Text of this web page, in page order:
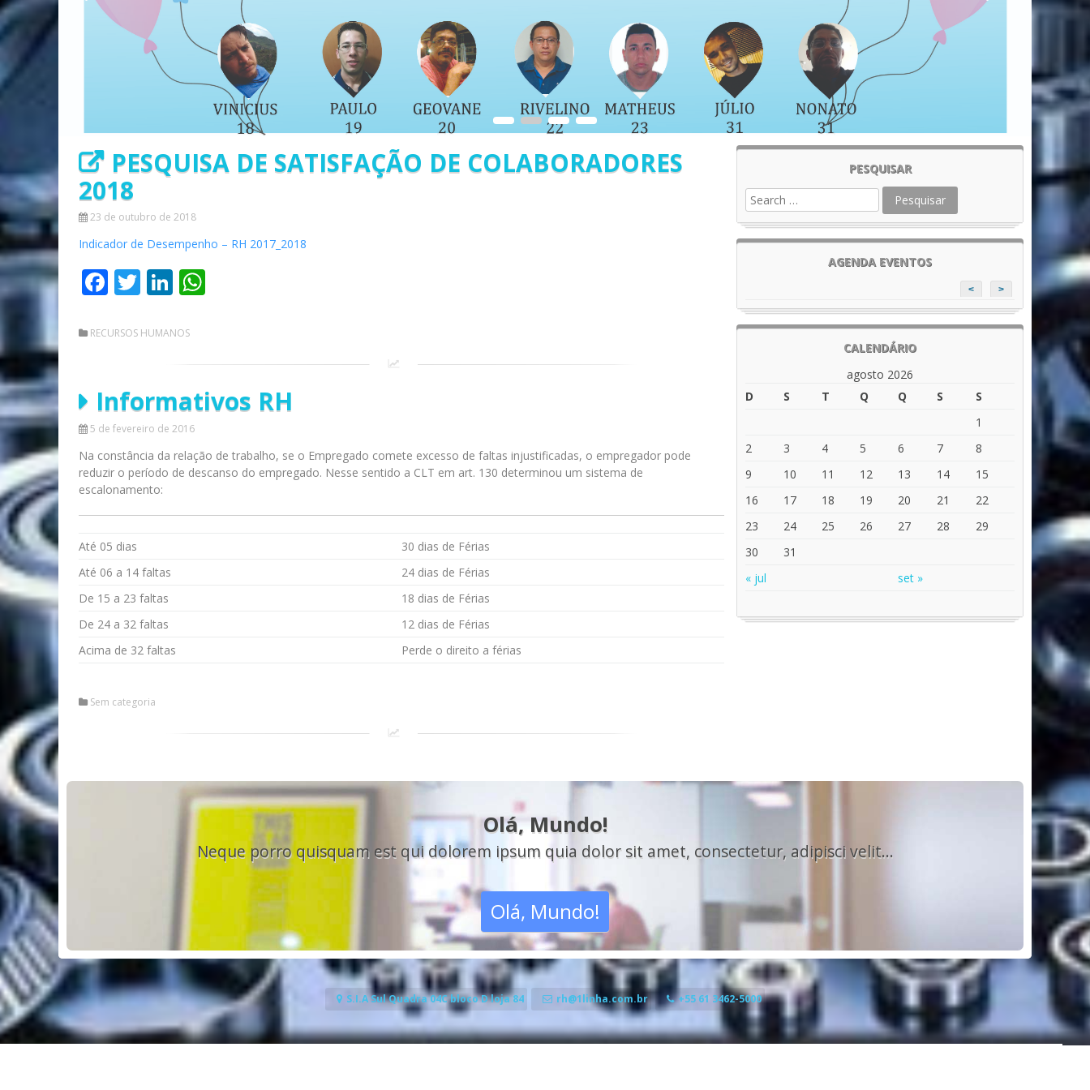
1 2 3 4
PESQUISA DE SATISFAÇÃO DE COLABORADORES
2018
23 de outubro de 2018
Indicador de Desempenho – RH 2017_2018
Facebook
TwitterLinkedIn
RECURSOS HUMANOS
Informativos RH
5 de fevereiro de 2016
Na constância da relação de trabalho, se o Empregado comete excesso de faltas injustificadas, o empregador pode
reduzir o período de descanso do empregado. Nesse sentido a CLT em art. 130 determinou um sistema de
escalonamento:
Até 05 dias
30 dias de Férias
Até 06 a 14 faltas
24 dias de Férias
De 15 a 23 faltas
18 dias de Férias
De 24 a 32 faltas
12 dias de Férias
Acima de 32 faltas
Perde o direito a férias
Sem categoria
PESQUISAR
AGENDA EVENTOS
< >
CALENDÁRIO
agosto 2026
D
S T Q Q S
S
1
2
3 4 5 6 7
8
9
10 11 12 13 14
15
16
17 18 19 20 21
22
23
24 25 26 27 28
29
30
31
« jul
set »
Olá, Mundo!
Neque porro quisquam est qui dolorem ipsum quia dolor sit amet, consectetur, adipisci velit...
Olá, Mundo!
S.I.A Sul Quadra 04C bloco D loja 84 rh@1linha.com.br +55 61 3462-5000